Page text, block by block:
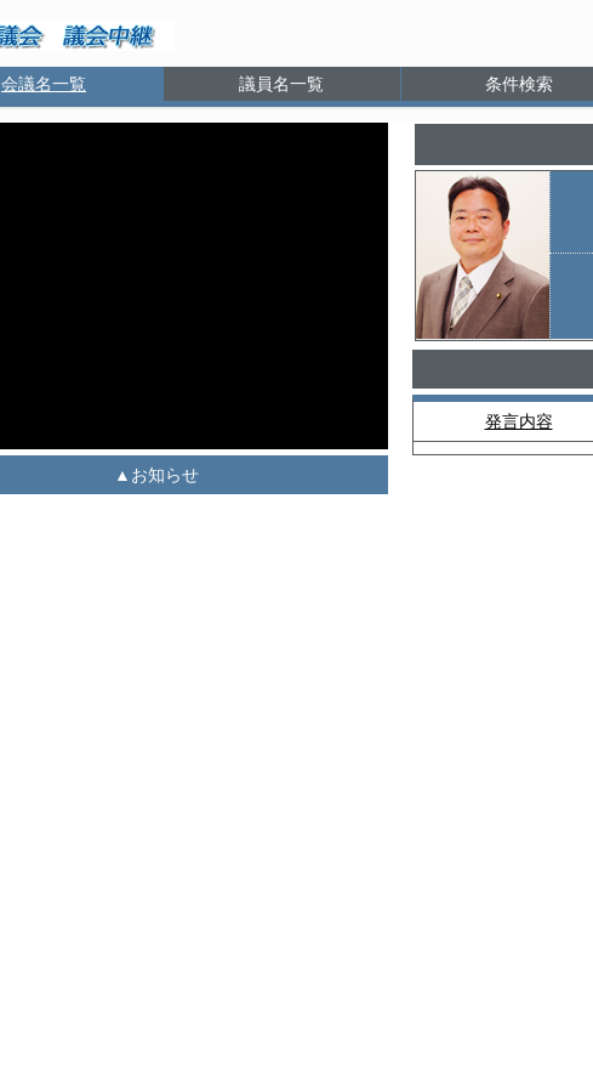
会議名一覧 議員名一覧 条件検索
お知らせ
発言内容